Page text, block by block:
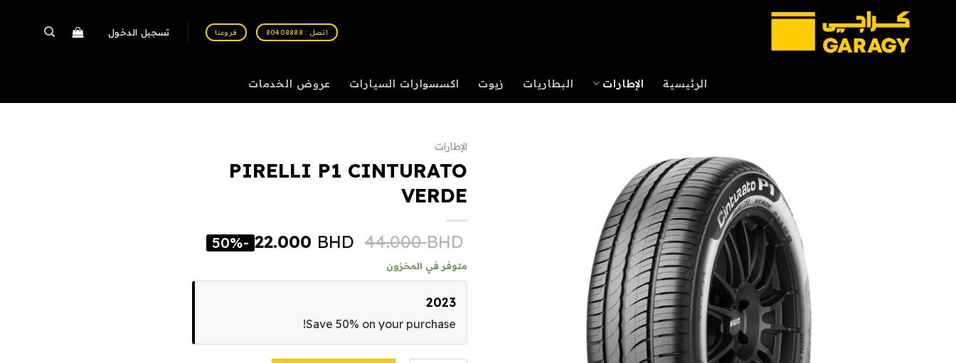
اتصل : 80408888 فروعنا تسجيل الدخول
الرئيسية الإطارات البطاريات زيوت اكسسوارات السيارات عروض الخدمات
الإطارات
PIRELLI P1 CINTURATO
VERDE
44.000BHD
22.000 BHD
-50%
متوفر في المخزون
2023
Save 50% on your purchase!